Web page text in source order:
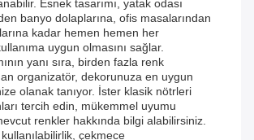
Esnek tasarımı, yatak odası
banyo dolaplarına, ofis masalarından
kadar hemen hemen her
uygun olmasını sağlar.
yanı sıra, birden fazla renk
organizatör, dekorunuza en uygun
olanak tanıyor. İster klasik nötrleri
tercih edin, mükemmel uyumu
renkler hakkında bilgi alabilirsiniz.
çekmece